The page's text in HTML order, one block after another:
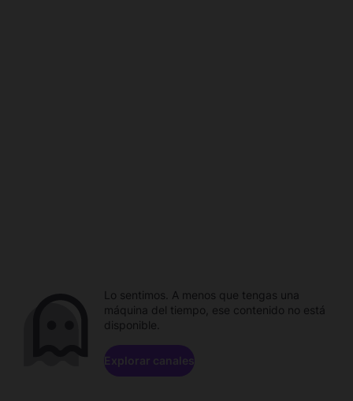
Lo sentimos. A menos que tengas una
máquina del tiempo, ese contenido no está
disponible.
Explorar canales